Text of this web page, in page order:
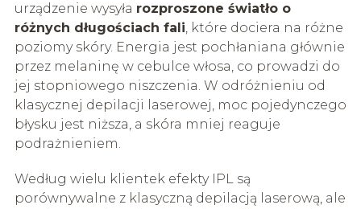
urządzenie wysyła rozproszone światło o
różnych długościach fali, które dociera na różne
poziomy skóry. Energia jest pochłaniana głównie
przez melaninę w cebulce włosa, co prowadzi do
jej stopniowego niszczenia. W odróżnieniu od
klasycznej depilacji laserowej, moc pojedynczego
błysku jest niższa, a skóra mniej reaguje
podrażnieniem.
Według wielu klientek efekty IPL są
porównywalne z klasyczną depilacją laserową, ale